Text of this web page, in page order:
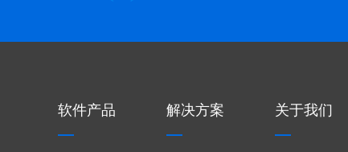
软件产品 解决方案 关于我们